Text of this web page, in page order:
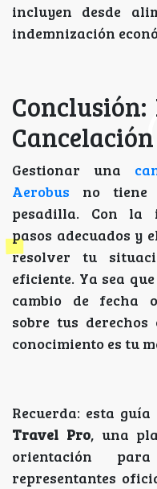
incluyen desde
indemnización
Cancelación
Gestionar una
Aerobus no tiene
pesadilla. Con la
pasos adecuados y
resolver tu
eficiente. Ya sea
cambio de fecha
sobre tus
conocimiento es tu
Recuerda: esta
Travel Pro, una
orientación
representantes